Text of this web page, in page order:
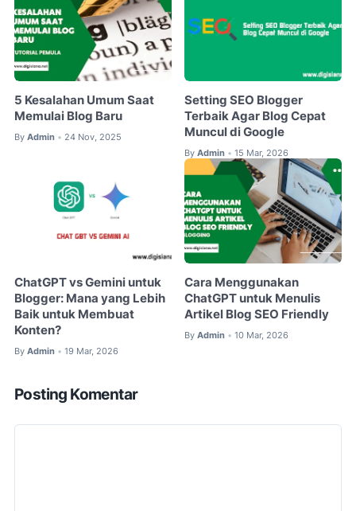
5 Kesalahan Umum Saat
Memulai Blog Baru
By Admin • 24 Nov, 2025
Setting SEO Blogger
Terbaik Agar Blog Cepat
Muncul di Google
By Admin • 15 Mar, 2026
ChatGPT vs Gemini untuk
Blogger: Mana yang Lebih
Baik untuk Membuat
Konten?
By Admin • 19 Mar, 2026
Cara Menggunakan
ChatGPT untuk Menulis
Artikel Blog SEO Friendly
By Admin • 10 Mar, 2026
Posting Komentar